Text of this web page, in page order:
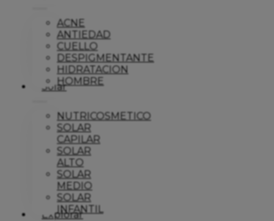
ACNE
ANTIEDAD
CUELLO
DESPIGMENTANTE
HIDRATACION
HOMBRE
Solar
NUTRICOSMETICO
SOLAR
CAPILAR
SOLAR
ALTO
SOLAR
MEDIO
SOLAR
INFANTIL
Explorar